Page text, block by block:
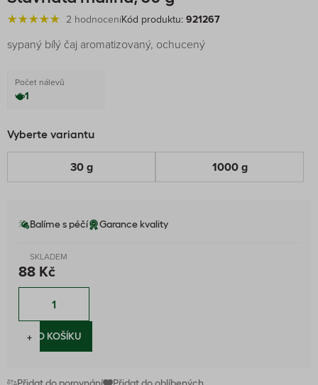
2 hodnoceníKód produktu: 921267
sypaný bílý čaj aromatizovaný, ochucený
Počet nálevů
1
Vyberte variantu
30 g 1000 g
Balíme s péčí Garance kvality
SKLADEM
88 Kč
−
+DO KOŠÍKU